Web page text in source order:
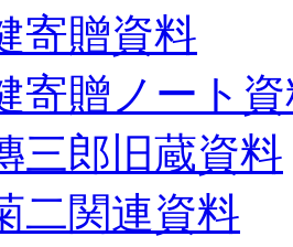
寄贈資料
寄贈ノート
三郎旧蔵資料
二関連資料